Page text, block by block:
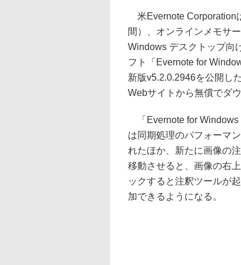
米Evernote Corporation
間）、オンラインメモサ
Windows デスクトップ向
フト「Evernote for
新版v5.2.0.2946を公開し
Webサイトから無償でダ
「Evernote for Windows
は同期処理のパフォーマ
れたほか、新たに画像の
移動させると、画像の右
ックすると注釈ツールが
加できるようになる。